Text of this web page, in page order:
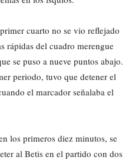
cuarto no se vio reflejado
rápidas del cuadro merengue
se puso a nueve puntos abajo.
periodo, tuvo que detener el
el marcador señalaba el
los primeros diez minutos, se
al Betis en el partido con dos